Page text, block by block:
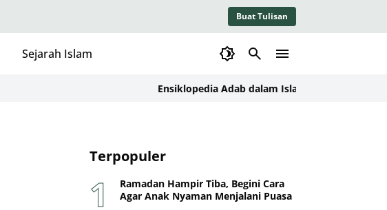
Buat Tulisan
Sejarah Islam
Ensiklopedia Adab dalam Islam: Kajian Konseptual,
Terpopuler
Ramadan Hampir Tiba, Begini Cara
Agar Anak Nyaman Menjalani Puasa